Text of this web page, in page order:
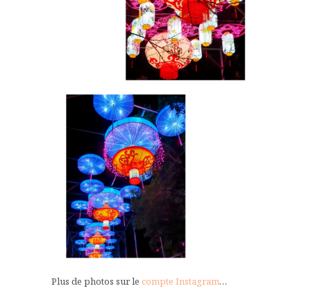
Plus de photos sur le compte Instagram…